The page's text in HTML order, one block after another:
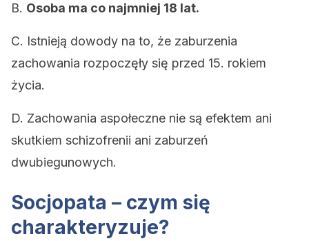
B. Osoba ma co najmniej 18 lat.
C. Istnieją dowody na to, że zaburzenia
zachowania rozpoczęły się przed 15. rokiem
życia.
D. Zachowania aspołeczne nie są efektem ani
skutkiem schizofrenii ani zaburzeń
dwubiegunowych.
Socjopata – czym się
charakteryzuje?